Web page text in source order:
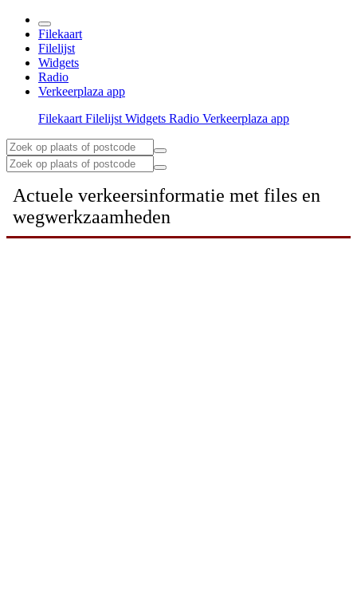
Filekaart
Filelijst
Widgets
Radio
Verkeerplaza app
Filekaart Filelijst Widgets Radio Verkeerplaza app
Actuele verkeersinformatie met files en
wegwerkzaamheden